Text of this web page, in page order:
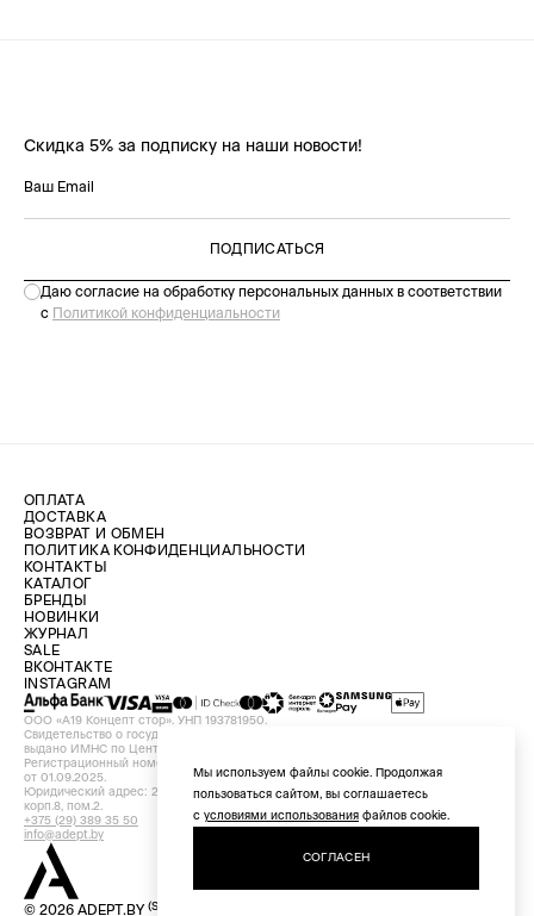
Скидка 5% за подписку на наши новости!
ПОДПИСАТЬСЯ
Даю согласие на обработку персональных данных в соответствии
с Политикой конфиденциальности
© 2026 ADEPT.BY (STORE)
ООО «А19 Концепт стор». УНП 193781950.
Свидетельство о государственной регистрации №193781950 от 09.08.2024,
выдано ИМНС по Центральному району г. Минска.
Регистрационный номер в Торговом реестре Республики Беларусь №756898
от 01.09.2025.
Юридический адрес: 220029, Республика Беларусь, г. Минск, ул. Красная, д.7,
корп.8, пом.2.
+375 (29) 389 35 50
info@adept.by
ОПЛАТА
ДОСТАВКА
ВОЗВРАТ И ОБМЕН
ПОЛИТИКА КОНФИДЕНЦИАЛЬНОСТИ
КОНТАКТЫ
ВКОНТАКТЕ
INSTAGRAM
КАТАЛОГ
БРЕНДЫ
НОВИНКИ
ЖУРНАЛ
SALE
Мы используем файлы cookie. Продолжая
пользоваться сайтом, вы соглашаетесь
с условиями использования файлов cookie.
СОГЛАСЕН